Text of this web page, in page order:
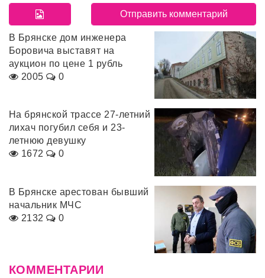
В Брянске дом инженера
Боровича выставят на
аукцион по цене 1 рубль
2005
0
На брянской трассе 27-летний
лихач погубил себя и 23-
летнюю девушку
1672
0
В Брянске арестован бывший
начальник МЧС
2132
0
КОММЕНТАРИИ